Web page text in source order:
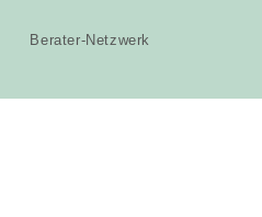
Berater-Netzwerk